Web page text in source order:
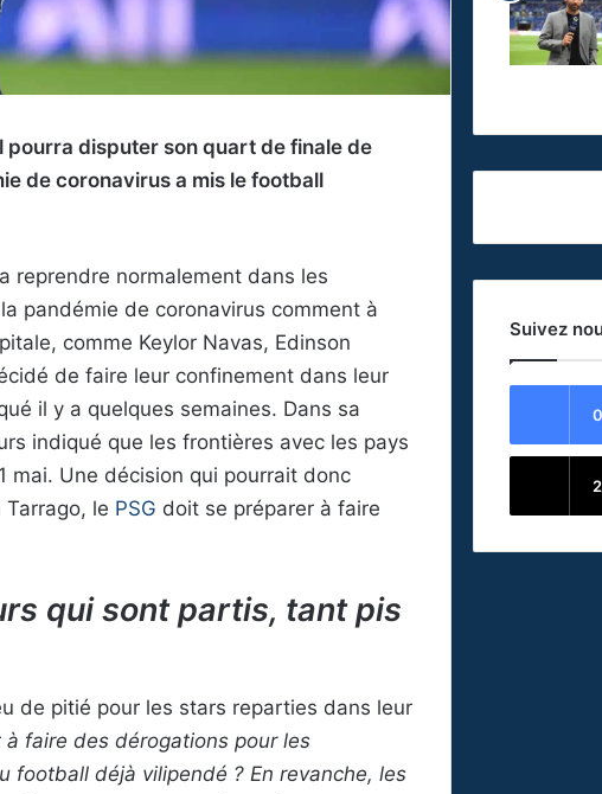
pourra disputer son quart de finale de
de coronavirus a mis le football
reprendre normalement dans les
pandémie de coronavirus comment à
comme Keylor Navas, Edinson
de faire leur confinement dans leur
il y a quelques semaines. Dans sa
indiqué que les frontières avec les pays
mai. Une décision qui pourrait donc
le PSG doit se préparer à faire
qui sont partis, tant pis
de pitié pour les stars reparties dans leur
à faire des dérogations pour les
football déjà vilipendé ? En revanche, les
Suivez
0